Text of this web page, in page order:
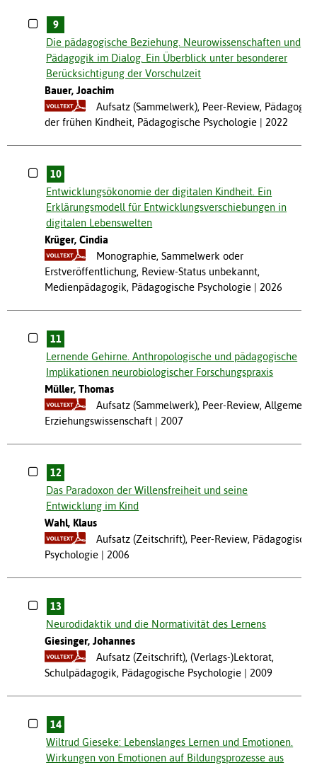
9
Die pädagogische Beziehung. Neurowissenschaften und
Pädagogik im Dialog. Ein Überblick unter besonderer
Berücksichtigung der Vorschulzeit
Bauer, Joachim
Aufsatz (Sammelwerk), Peer-Review, Pädagogik
der frühen Kindheit, Pädagogische Psychologie
2022
10
Entwicklungsökonomie der digitalen Kindheit. Ein
Erklärungsmodell für Entwicklungsverschiebungen in
digitalen Lebenswelten
Krüger, Cindia
Monographie, Sammelwerk oder
Erstveröffentlichung, Review-Status unbekannt,
Medienpädagogik, Pädagogische Psychologie
2026
11
Lernende Gehirne. Anthropologische und pädagogische
Implikationen neurobiologischer Forschungspraxis
Müller, Thomas
Aufsatz (Sammelwerk), Peer-Review, Allgemeine
Erziehungswissenschaft
2007
12
Das Paradoxon der Willensfreiheit und seine
Entwicklung im Kind
Wahl, Klaus
Aufsatz (Zeitschrift), Peer-Review, Pädagogische
Psychologie
2006
13
Neurodidaktik und die Normativität des Lernens
Giesinger, Johannes
Aufsatz (Zeitschrift), (Verlags-)Lektorat,
Schulpädagogik, Pädagogische Psychologie
2009
14
Wiltrud Gieseke: Lebenslanges Lernen und Emotionen.
Wirkungen von Emotionen auf Bildungsprozesse aus